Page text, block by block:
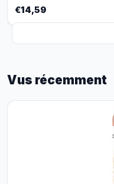
€14,59
Vus récemment